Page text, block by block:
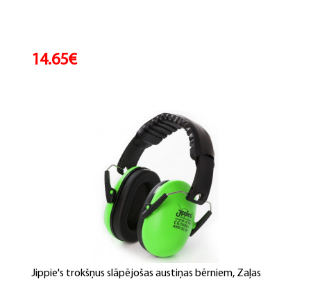
14.65€
Jippie's trokšņus slāpējošas austiņas bērniem, Zaļas